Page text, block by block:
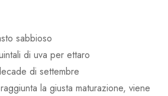
sabbioso
di uva per ettaro
di settembre
raggiunta la giusta maturazione, viene